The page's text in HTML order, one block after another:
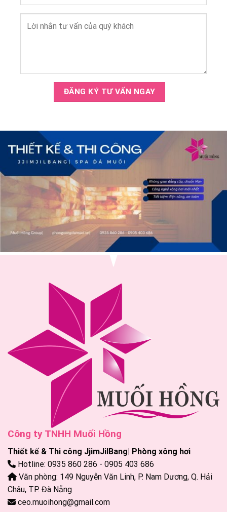
Công ty TNHH Muối Hồng
Thiết kế & Thi công JjimJilBang| Phòng xông hơi
Hotline: 0935 860 286 - 0905 403 686
Văn phòng: 149 Nguyễn Văn Linh, P. Nam Dương, Q. Hải
Châu, TP. Đà Nẵng
ceo.muoihong@gmail.com